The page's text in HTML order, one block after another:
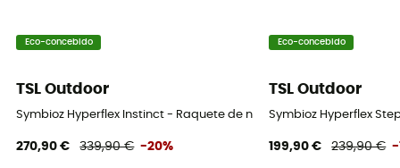
Eco-concebido
TSL Outdoor
Symbioz Hyperflex Instinct - Raquete de neve
270,90 € 339,90 € -20%
Eco-concebido
TSL Outdoor
Symbioz Hyperflex
199,90 € 239,90 € -